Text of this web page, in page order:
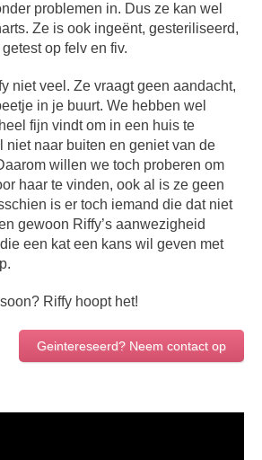
problemen in. Dus ze kan wel
Ze is ook ingeënt, gesteriliseerd,
op felv en fiv.
niet veel. Ze vraagt geen aandacht,
in je buurt. We hebben wel
fijn vindt om in een huis te
niet naar buiten en geniet van de
willen we toch proberen om
haar te vinden, ook al is ze geen
is er toch iemand die dat niet
gewoon Riffy’s aanwezigheid
een kat een kans wil geven met
Riffy hoopt het!
Geintereseerd? Neem contact op